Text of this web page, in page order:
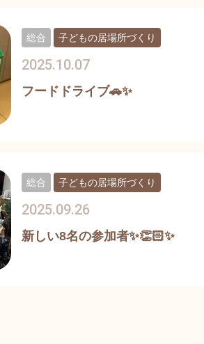
フードドライブ🚗✨
2025.10.07
総合 子どもの居場所づくり
新しい8名の参加者✨👏🏻✨
2025.09.26
総合 子どもの居場所づくり